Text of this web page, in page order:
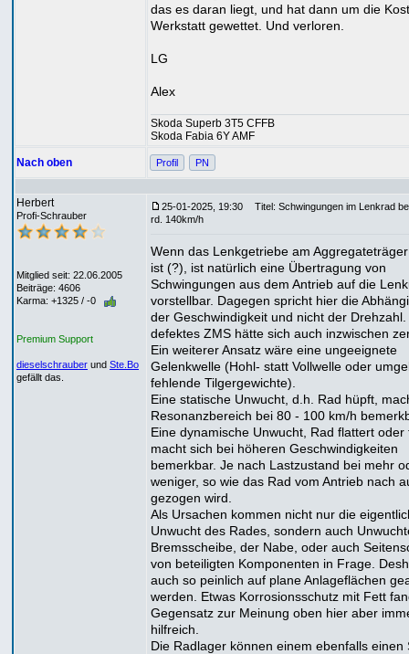
das es daran liegt, und hat dann um die
Werkstatt gewettet. Und verloren.
LG
Alex
Skoda Superb 3T5 CFFB
Skoda Fabia 6Y AMF
Nach oben Profil PN
Herbert
Profi-Schrauber
Mitglied seit: 22.06.2005
Beiträge: 4606
Karma: +1325 / -0
Premium Support
dieselschrauber und Ste.Bo
gefällt das.
25-01-2025, 19:30
Titel: Schwingungen im Lenkrad
rd. 140km/h
Wenn das Lenkgetriebe am
ist (?), ist natürlich eine Übertragung von
Schwingungen aus dem Antrieb auf die
vorstellbar. Dagegen spricht hier die
der Geschwindigkeit und nicht der Drehzahl.
defektes ZMS hätte sich auch inzwischen
Ein weiterer Ansatz wäre eine ungeeignete
Gelenkwelle (Hohl- statt Vollwelle oder
fehlende Tilgergewichte).
Eine statische Unwucht, d.h. Rad hüpft,
Resonanzbereich bei 80 - 100 km/h
Eine dynamische Unwucht, Rad flattert oder
macht sich bei höheren Geschwindigkeiten
bemerkbar. Je nach Lastzustand bei mehr
weniger, so wie das Rad vom Antrieb nach
gezogen wird.
Als Ursachen kommen nicht nur die
Unwucht des Rades, sondern auch
Bremsscheibe, der Nabe, oder auch
von beteiligten Komponenten in Frage.
auch so peinlich auf plane Anlageflächen
werden. Etwas Korrosionsschutz mit Fett
Gegensatz zur Meinung oben hier aber
hilfreich.
Die Radlager können einem ebenfalls einen